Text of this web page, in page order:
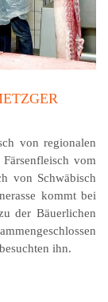
von regionalen
vom
von Schwäbisch
kommt bei
der Bäuerlichen
ihn.